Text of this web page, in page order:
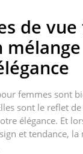
de
femmes sont
sont le reflet
élégance. Et
et tendance, la